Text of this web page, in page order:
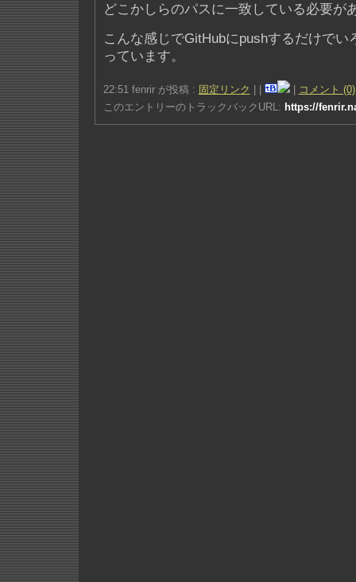
どこかしらのパスに一致している必要が
こんな感じでGitHubにpushするだけでい
っています。
22:51 fenrir が投稿 : 固定リンク コメント (0)
このエントリーのトラックバックURL: https://